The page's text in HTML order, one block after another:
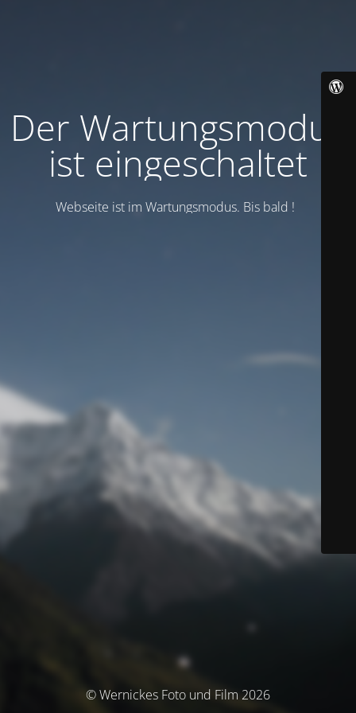
Der Wartungsmodus
ist eingeschaltet
Webseite ist im Wartungsmodus. Bis bald !
© Wernickes Foto und Film 2026